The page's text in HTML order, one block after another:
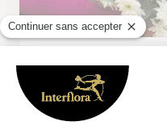
Espace Plantes
Merville
★★
4.6 (243)
33, rue Ferdinand Capelle